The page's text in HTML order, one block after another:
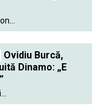
Ovidiu Burcă,
Dinamo: „E